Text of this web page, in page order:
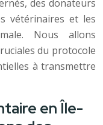
des donateurs
vétérinaires et les
Nous allons
du protocole
à transmettre
en Île-